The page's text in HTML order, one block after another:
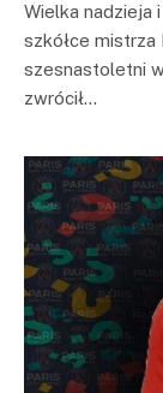
Wielka nadzieja
szkółce mistrza
szesnastoletni
zwrócił…